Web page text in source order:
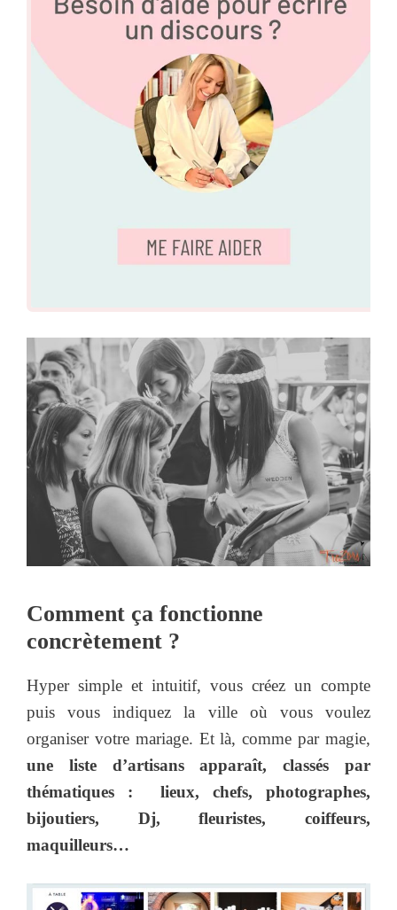
Comment ça fonctionne
concrètement ?
Hyper simple et intuitif, vous créez un compte
puis vous indiquez la ville où vous voulez
organiser votre mariage. Et là, comme par magie,
une liste d’artisans apparaît, classés par
thématiques : lieux, chefs, photographes,
bijoutiers, Dj, fleuristes, coiffeurs,
maquilleurs…